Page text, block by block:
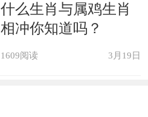
什么生肖与属鸡生肖
相冲你知道吗？
1609阅读 3月19日